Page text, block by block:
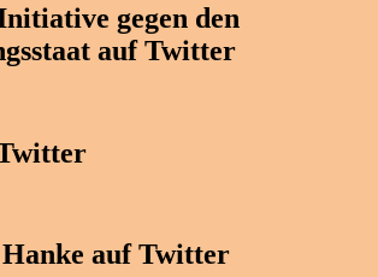
gegen den
auf Twitter
auf Twitter